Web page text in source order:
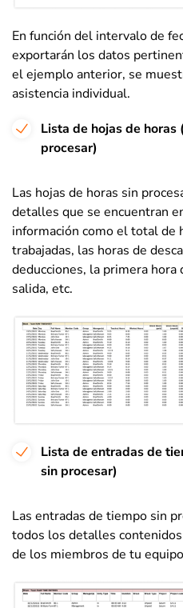
En función del intervalo de
exportarán los datos
el ejemplo anterior, se
asistencia individual.
Lista de hojas de horas
procesar)
Las hojas de horas sin
detalles que se encuentran
información como el total de
trabajadas, las horas de
deducciones, la primera
salida, etc.
Lista de entradas de
sin procesar)
Las entradas de tiempo sin
todos los detalles
de los miembros de tu